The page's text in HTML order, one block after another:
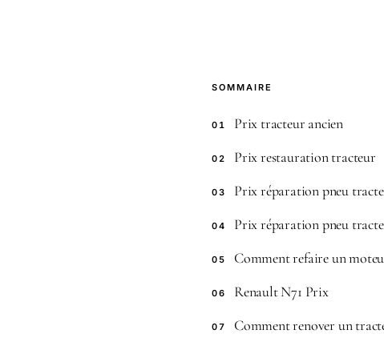
SOMMAIRE
01 Prix tracteur ancien
02 Prix restauration tracteur
03 Prix réparation pneu
04 Prix réparation pneu
05 Comment refaire un
06 Renault N71 Prix
07 Comment renover un